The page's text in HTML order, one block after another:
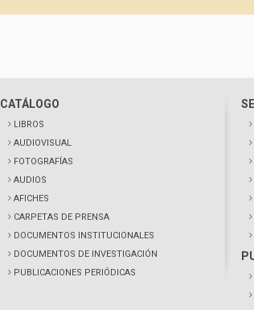
CATÁLOGO
LIBROS
AUDIOVISUAL
FOTOGRAFÍAS
AUDIOS
AFICHES
CARPETAS DE PRENSA
DOCUMENTOS INSTITUCIONALES
DOCUMENTOS DE INVESTIGACIÓN
PUBLICACIONES PERIÓDICAS